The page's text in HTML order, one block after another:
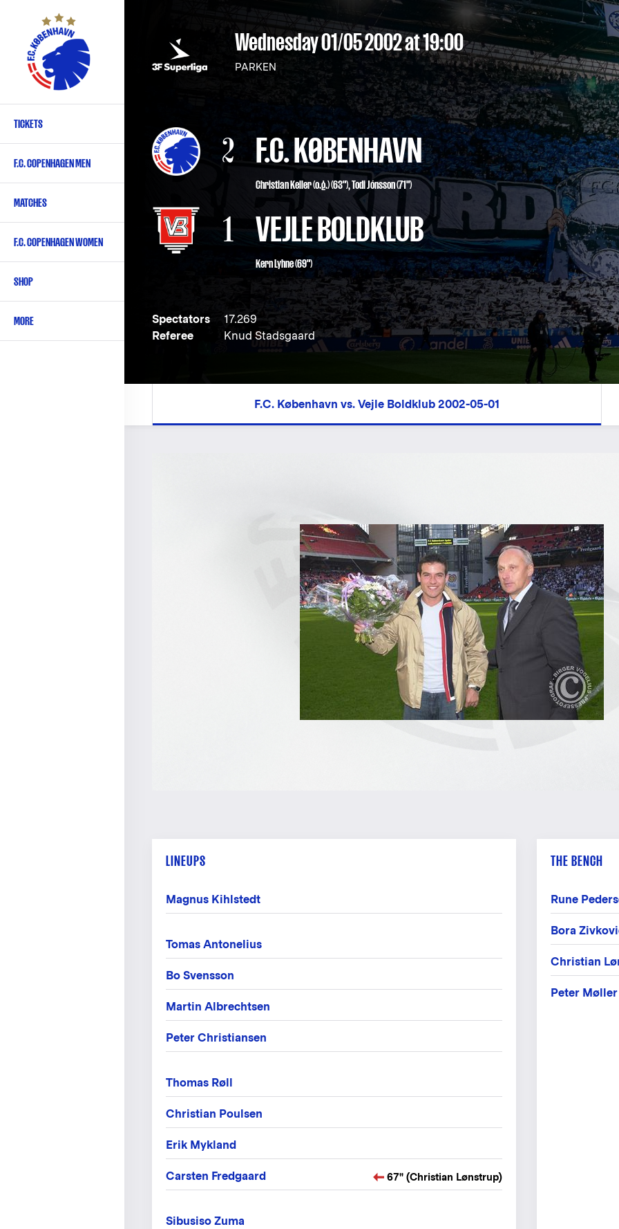
content
Primary
English
TICKETS
F.C. COPENHAGEN MEN
MATCHES
F.C. COPENHAGEN WOMEN
SHOP
MORE
Wednesday 01/05 2002at 19:00
PARKEN
2 F.C. KØBENHAVN
Christian Keller (o.g.)(63"),Todi Jónsson(71")
1 VEJLE BOLDKLUB
Kern Lyhne (69")
Spectators
17.269
Referee
Knud Stadsgaard
F.C. København vs. Vejle Boldklub 2002-05-01
LINEUPS
Magnus Kihlstedt
Tomas Antonelius
Bo Svensson
Martin Albrechtsen
Peter Christiansen
Thomas Røll
Christian Poulsen
Erik Mykland
Carsten Fredgaard 67" (Christian Lønstrup)
Sibusiso Zuma
THE BENCH
Rune
Bora
Christian
Peter Møller